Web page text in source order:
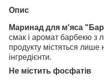
Опис
Маринад для м'яса
смак і аромат барбекю з
продукту містяться лише
інгредієнти.
Не містить фосфатів